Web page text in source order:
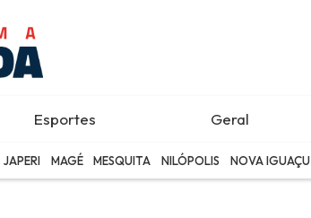
Esportes Geral
JAPERI MAGÉ MESQUITA NILÓPOLIS NOVA IGUAÇU